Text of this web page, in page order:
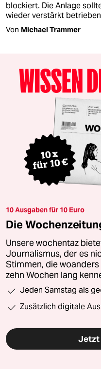
blockiert. Die Anlage
wieder verstärkt
Von Michael Trammer
10 Ausgaben für 10 Euro
Die
Unsere wochentaz
Journalismus, der es
Stimmen, die
zehn Wochen lang
Jeden Samstag als
Zusätzlich digitale
Jetzt